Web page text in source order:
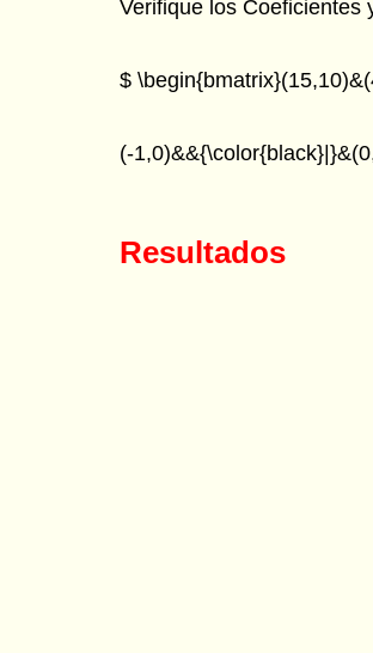
Verifique los Coeficientes
$
(-
Resultados